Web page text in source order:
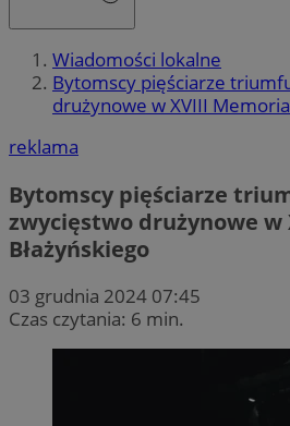
Wiadomości lokalne
Bytomscy pięściarze
drużynowe w XVIII
reklama
Bytomscy pięściarze
zwycięstwo drużynowe
Błażyńskiego
03 grudnia 2024 07:45
Czas czytania: 6 min.